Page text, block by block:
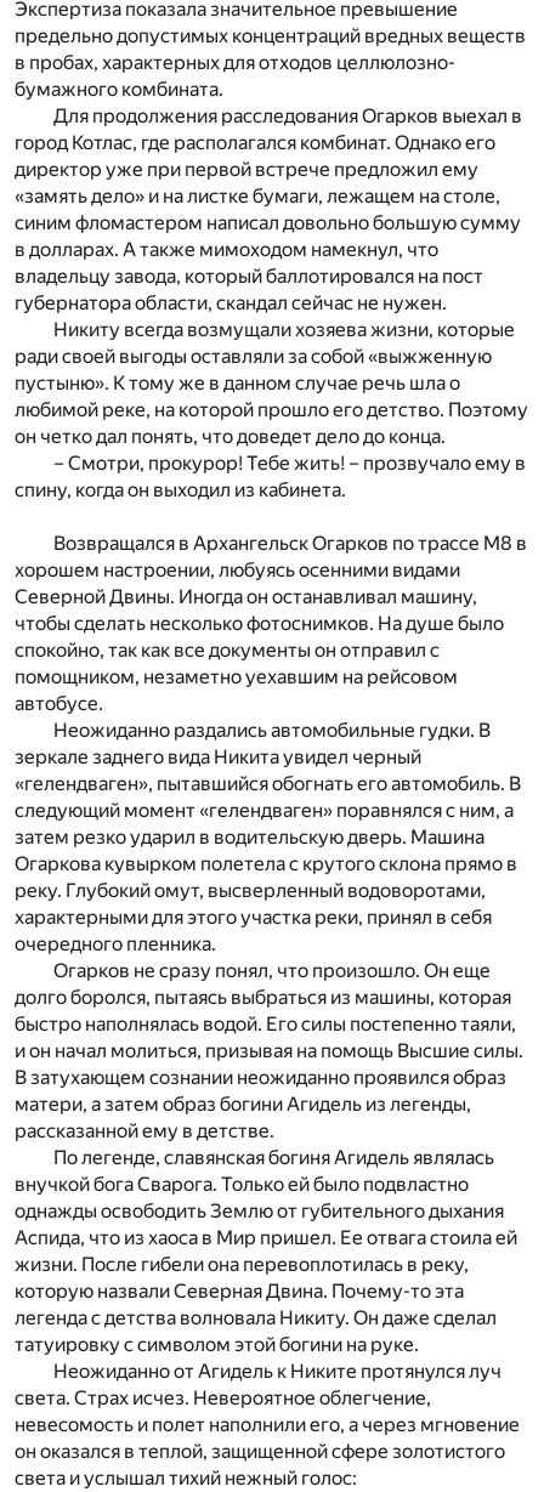
Экспертиза показала значительное превышение
предельно допустимых концентраций вредных веществ
в пробах, характерных для отходов целлюлозно-
бумажного комбината.
Для продолжения расследования Огарков выехал в
город Котлас, где располагался комбинат. Однако его
директор уже при первой встрече предложил ему
«замять дело» и на листке бумаги, лежащем на столе,
синим фломастером написал довольно большую сумму
в долларах. А также мимоходом намекнул, что
владельцу завода, который баллотировался на пост
губернатора области, скандал сейчас не нужен.
Никиту всегда возмущали хозяева жизни, которые
ради своей выгоды оставляли за собой «выжженную
пустыню». К тому же в данном случае речь шла о
любимой реке, на которой прошло его детство. Поэтому
он четко дал понять, что доведет дело до конца.
– Смотри, прокурор! Тебе жить! – прозвучало ему в
спину, когда он выходил из кабинета.
Возвращался в Архангельск Огарков по трассе М8 в
хорошем настроении, любуясь осенними видами
Северной Двины. Иногда он останавливал машину,
чтобы сделать несколько фотоснимков. На душе было
спокойно, так как все документы он отправил с
помощником, незаметно уехавшим на рейсовом
автобусе.
Неожиданно раздались автомобильные гудки. В
зеркале заднего вида Никита увидел черный
«гелендваген», пытавшийся обогнать его автомобиль. В
следующий момент «гелендваген» поравнялся с ним, а
затем резко ударил в водительскую дверь. Машина
Огаркова кувырком полетела с крутого склона прямо в
реку. Глубокий омут, высверленный водоворотами,
характерными для этого участка реки, принял в себя
очередного пленника.
Огарков не сразу понял, что произошло. Он еще
долго боролся, пытаясь выбраться из машины, которая
быстро наполнялась водой. Его силы постепенно таяли,
и он начал молиться, призывая на помощь Высшие силы.
В затухающем сознании неожиданно проявился образ
матери, а затем образ богини Агидель из легенды,
рассказанной ему в детстве.
По легенде, славянская богиня Агидель являлась
внучкой бога Сварога. Только ей было подвластно
однажды освободить Землю от губительного дыхания
Аспида, что из хаоса в Мир пришел. Ее отвага стоила ей
жизни. После гибели она перевоплотилась в реку,
которую назвали Северная Двина. Почему-то эта
легенда с детства волновала Никиту. Он даже сделал
татуировку с символом этой богини на руке.
Неожиданно от Агидель к Никите протянулся луч
света. Страх исчез. Невероятное облегчение,
невесомость и полет наполнили его, а через мгновение
он оказался в теплой, защищенной сфере золотистого
света и услышал тихий нежный голос: